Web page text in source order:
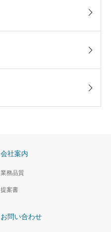
会社案内
業務品質
提案書
お問い合わせ